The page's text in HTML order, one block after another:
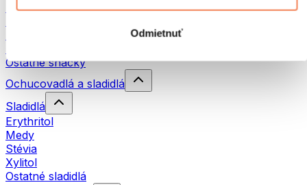
Odmietnuť
Proteínové cookies
Energetické tyčinky & Flapjacky
Ostatné snacky
Ochucovadlá a sladidlá
Sladidlá
Erythritol
Medy
Stévia
Xylitol
Ostatné sladidlá